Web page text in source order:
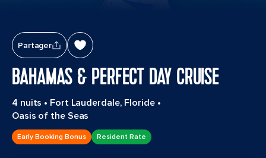
Partager
BAHAMAS & PERFECT DAY CRUISE
4 nuits • Fort Lauderdale, Floride•
Oasis of the Seas
Early Booking Bonus Resident Rate